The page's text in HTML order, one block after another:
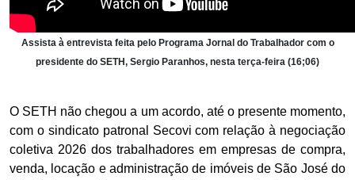
Assista à entrevista feita pelo Programa Jornal do Trabalhador com o
presidente do SETH, Sergio Paranhos, nesta terça-feira (16;06)
O SETH não chegou a um acordo, até o presente momento,
com o sindicato patronal Secovi com relação à negociação
coletiva 2026 dos trabalhadores em empresas de compra,
venda, locação e administração de imóveis de São José do